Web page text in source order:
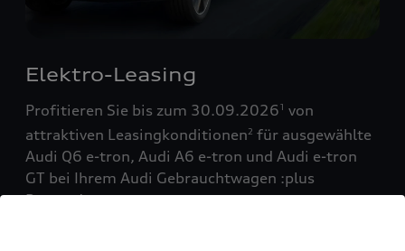
Elektro-Leasing
Profitieren Sie bis zum 30.09.20261 von
attraktiven Leasingkonditionen2 für ausgewählte
Audi Q6 e-tron, Audi A6 e-tron und Audi e-tron
GT bei Ihrem Audi Gebrauchtwagen :plus
Partner!